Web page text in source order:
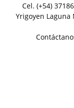
Cel. (+54)
Yrigoyen Laguna